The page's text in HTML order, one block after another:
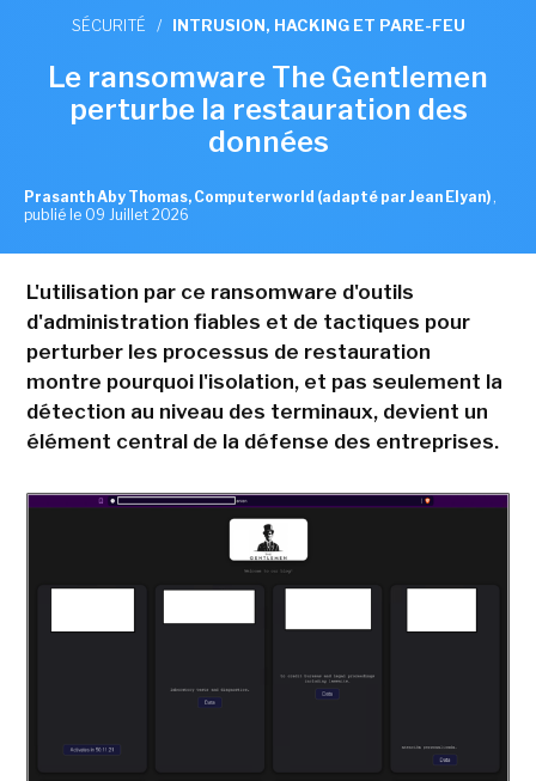
SÉCURITÉ / INTRUSION, HACKING ET PARE-FEU
Le ransomware The Gentlemen
perturbe la restauration des
données
Prasanth Aby Thomas, Computerworld (adapté par Jean Elyan) ,
publié le 09 Juillet 2026
L'utilisation par ce ransomware d'outils
d'administration fiables et de tactiques pour
perturber les processus de restauration
montre pourquoi l'isolation, et pas seulement la
détection au niveau des terminaux, devient un
élément central de la défense des entreprises.